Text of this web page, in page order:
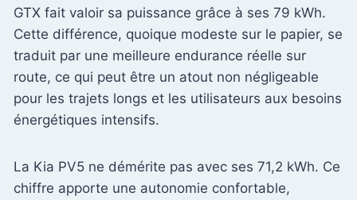
GTX fait valoir sa puissance grâce à ses 79 kWh.
Cette différence, quoique modeste sur le papier, se
traduit par une meilleure endurance réelle sur
route, ce qui peut être un atout non négligeable
pour les trajets longs et les utilisateurs aux besoins
énergétiques intensifs.
La Kia PV5 ne démérite pas avec ses 71,2 kWh. Ce
chiffre apporte une autonomie confortable,